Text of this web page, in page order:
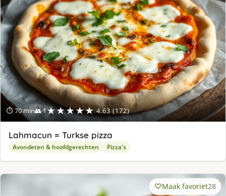
⏱ 70 min👥 1★★★★★ 4.63 (172)
Lahmacun = Turkse pizza
Avondeten & hoofdgerechten Pizza's
Maak favoriet28